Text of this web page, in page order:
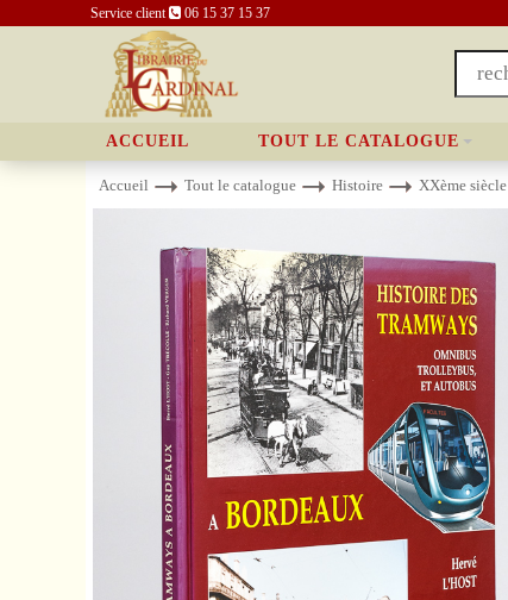
Service client 06 15 37 15 37
ACCUEIL TOUT LE CATALOGUE
Accueil Tout le catalogue Histoire XXème siècle